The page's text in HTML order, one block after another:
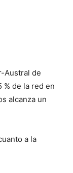
Austral de
% de la red en
alcanza un
a la